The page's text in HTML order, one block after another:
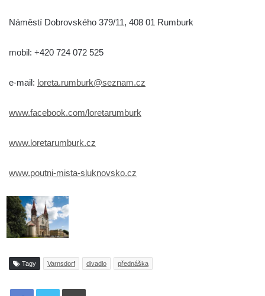
Náměstí Dobrovského 379/11, 408 01 Rumburk
mobil: +420 724 072 525
e-mail: loreta.rumburk@seznam.cz
www.facebook.com/loretarumburk
www.loretarumburk.cz
www.poutni-mista-sluknovsko.cz
Tagy Varnsdorf divadlo přednáška
Tisknout